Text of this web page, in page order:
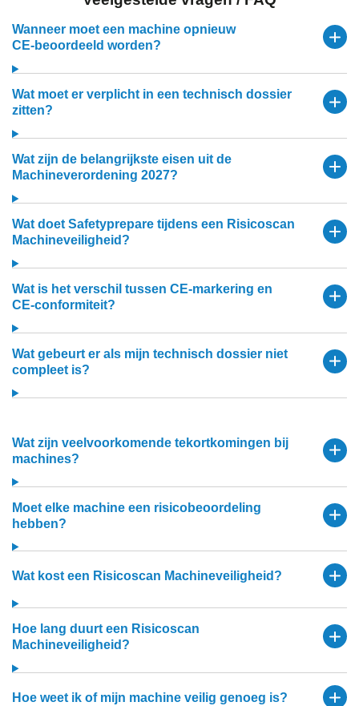
Wanneer moet een machine opnieuw
CE‑beoordeeld worden?
Wat moet er verplicht in een technisch dossier
zitten?
Wat zijn de belangrijkste eisen uit de
Machineverordening 2027?
Wat doet Safetyprepare tijdens een Risicoscan
Machineveiligheid?
Wat is het verschil tussen CE‑markering en
CE‑conformiteit?
Wat gebeurt er als mijn technisch dossier niet
compleet is?
Wat zijn veelvoorkomende tekortkomingen bij
machines?
Moet elke machine een risicobeoordeling
hebben?
Wat kost een Risicoscan Machineveiligheid?
Hoe lang duurt een Risicoscan
Machineveiligheid?
Hoe weet ik of mijn machine veilig genoeg is?